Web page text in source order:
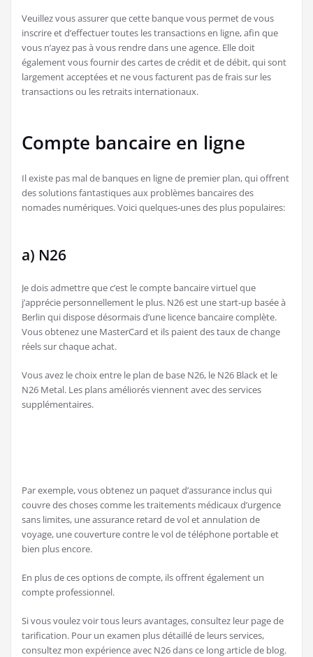
Veuillez vous assurer que cette banque vous permet de vous
inscrire et d’effectuer toutes les transactions en ligne, afin que
vous n’ayez pas à vous rendre dans une agence. Elle doit
également vous fournir des cartes de crédit et de débit, qui sont
largement acceptées et ne vous facturent pas de frais sur les
transactions ou les retraits internationaux.
Compte bancaire en ligne
Il existe pas mal de banques en ligne de premier plan, qui offrent
des solutions fantastiques aux problèmes bancaires des
nomades numériques. Voici quelques-unes des plus populaires:
a) N26
Je dois admettre que c’est le compte bancaire virtuel que
j’apprécie personnellement le plus. N26 est une start-up basée à
Berlin qui dispose désormais d’une licence bancaire complète.
Vous obtenez une MasterCard et ils paient des taux de change
réels sur chaque achat.
Vous avez le choix entre le plan de base N26, le N26 Black et le
N26 Metal. Les plans améliorés viennent avec des services
supplémentaires.
Par exemple, vous obtenez un paquet d’assurance inclus qui
couvre des choses comme les traitements médicaux d’urgence
sans limites, une assurance retard de vol et annulation de
voyage, une couverture contre le vol de téléphone portable et
bien plus encore.
En plus de ces options de compte, ils offrent également un
compte professionnel.
Si vous voulez voir tous leurs avantages, consultez leur page de
tarification. Pour un examen plus détaillé de leurs services,
consultez mon expérience avec N26 dans ce long article de blog.